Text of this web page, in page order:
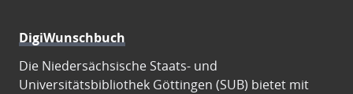
DigiWunschbuch
Die Niedersächsische Staats- und
Universitätsbibliothek Göttingen (SUB) bietet mit